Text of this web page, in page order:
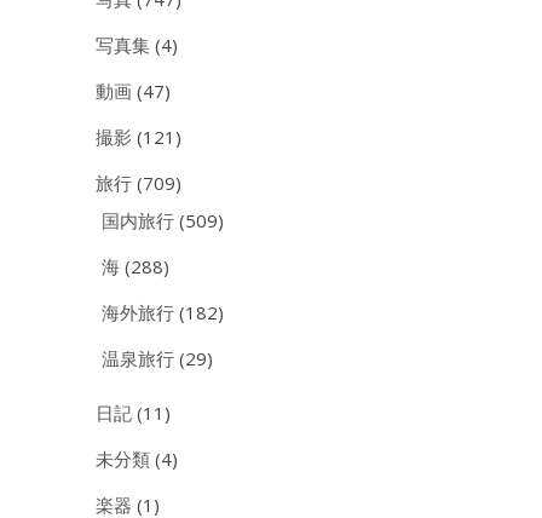
写真集 (4)
動画 (47)
撮影 (121)
旅行 (709)
国内旅行 (509)
海 (288)
海外旅行 (182)
温泉旅行 (29)
日記 (11)
未分類 (4)
楽器 (1)